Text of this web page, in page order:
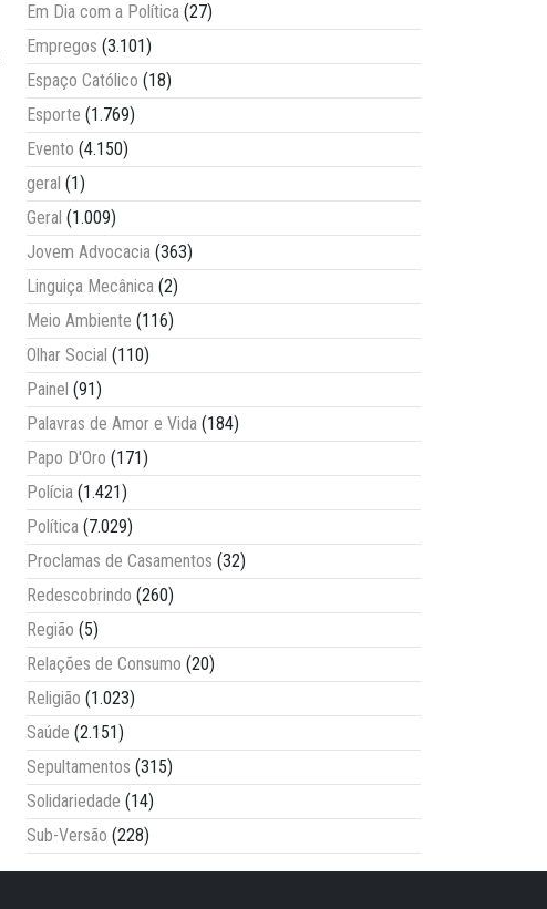
Em Dia com a Política (27)
Empregos (3.101)
Espaço Católico (18)
Esporte (1.769)
Evento (4.150)
geral (1)
Geral (1.009)
Jovem Advocacia (363)
Linguiça Mecânica (2)
Meio Ambiente (116)
Olhar Social (110)
Painel (91)
Palavras de Amor e Vida (184)
Papo D'Oro (171)
Polícia (1.421)
Política (7.029)
Proclamas de Casamentos (32)
Redescobrindo (260)
Região (5)
Relações de Consumo (20)
Religião (1.023)
Saúde (2.151)
Sepultamentos (315)
Solidariedade (14)
Sub-Versão (228)